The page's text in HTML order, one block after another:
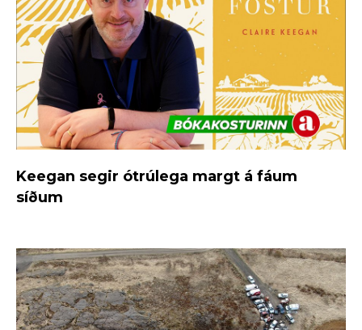
Keegan segir ótrúlega margt á fáum
síðum